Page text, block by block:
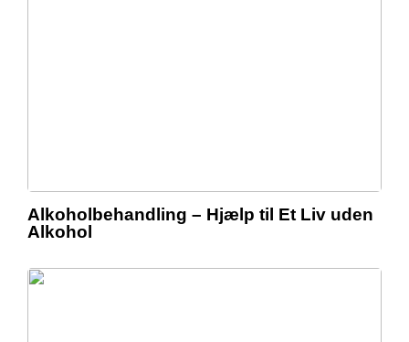
Alkoholbehandling – Hjælp til Et Liv uden
Alkohol